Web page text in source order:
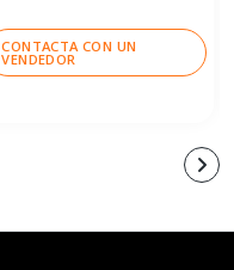
CONTACTA CON UN
VENDEDOR